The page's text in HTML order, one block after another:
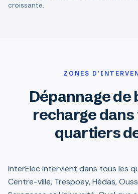
croissante.
ZONES
Dépannage de
recharge
quartiers
InterElec intervient dans tous les
Centre-ville, Trespoey, Hédas,